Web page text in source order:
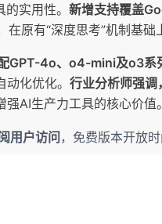
实用性。 新增支持覆盖
在原有“深度思考”机制基础
GPT-4o、o4-mini及o3系
化优化。 行业分析师强
强AI生产力工具的核心价值。
用户访问，免费版本开放时